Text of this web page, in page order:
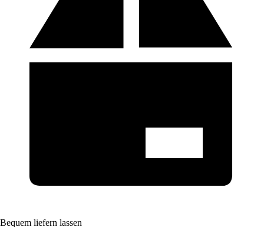
Bequem liefern lassen